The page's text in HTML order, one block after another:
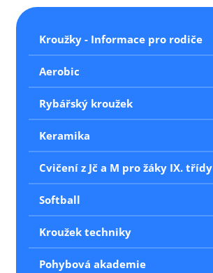
Kroužky - Informace pro rodiče
Aerobic
Rybářský kroužek
Keramika
Cvičení z Jč a M pro žáky IX. třídy
Softball
Kroužek techniky
Pohybová akademie